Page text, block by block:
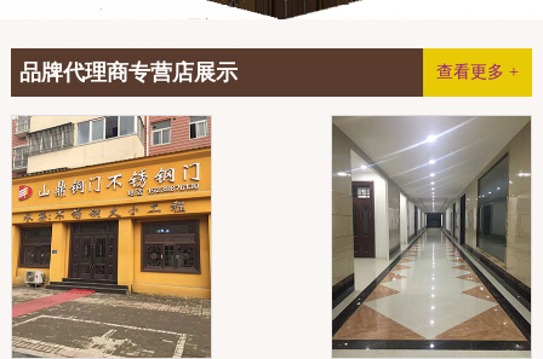
查看更多 +
品牌代理商专营店展示